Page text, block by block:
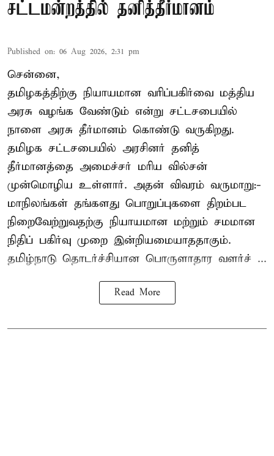
சட்டமன்றத்தில் தனித்தீர்மானம்
Published on: 06 Aug 2026, 2:31 pm
சென்னை,
தமிழகத்திற்கு நியாயமான வரிப்பகிர்வை மத்திய
அரசு வழங்க வேண்டும் என்று சட்டசபையில்
நாளை அரசு தீர்மானம் கொண்டு வருகிறது.
தமிழக சட்டசபையில் அரசினர் தனித்
தீர்மானத்தை அமைச்சர் மரிய வில்சன்
முன்மொழிய உள்ளார். அதன் விவரம் வருமாறு:-
மாநிலங்கள் தங்களது பொறுப்புகளை திறம்பட
நிறைவேற்றுவதற்கு நியாயமான மற்றும் சமமான
நிதிப் பகிர்வு முறை இன்றியமையாததாகும்.
தமிழ்நாடு தொடர்ச்சியான பொருளாதார வளர்ச் ...
Read More